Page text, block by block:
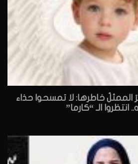
الممثلُ خاطرها: لا تمسحوا حذاء
الـ “كارما”